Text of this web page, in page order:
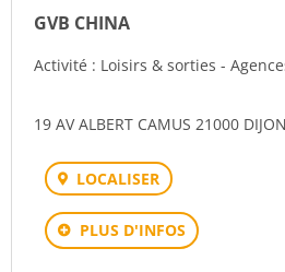
GVB CHINA
Activité : Loisirs & sorties -
19 AV ALBERT CAMUS 21000 DIJON
LOCALISER
PLUS D'INFOS